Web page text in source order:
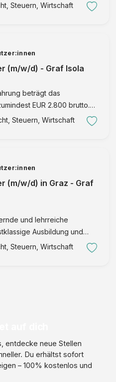
Steuern, Wirtschaft
(m/w/d) - Graf Isola
beträgt das
EUR 2.800 brutto.
Bewerbung mit
Steuern, Wirtschaft
(m/w/d) in Graz - Graf
und lehrreiche
Ausbildung und
sichert. Bei uns
Steuern, Wirtschaft
entdecke neue Stellen
Du erhältst sofort
– 100% kostenlos und